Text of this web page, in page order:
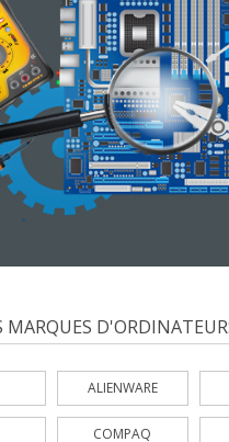
MARQUES
ALIENWARE
COMPAQ